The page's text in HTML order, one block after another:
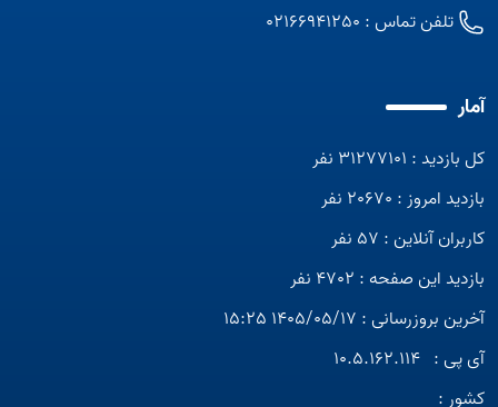
تلفن تماس : 02166941250
آمار
کل بازدید : 31277101 نفر
بازدید امروز : 20670 نفر
کاربران آنلاین : 57 نفر
بازدید این صفحه : 4702 نفر
آخرین بروزرسانی : 1405/05/17 15:25
آی پی : 10.5.162.114
کشور :